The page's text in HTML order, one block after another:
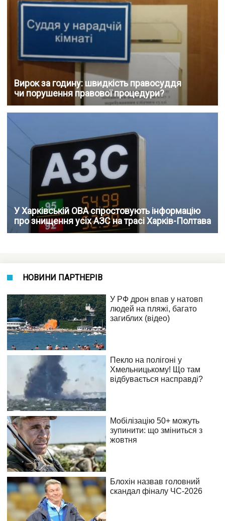
Вирок за годину: швидкість правосуддя
чи порушення правової процедури?
У Харківській ОВА спростовують інформацію
про знищення усіх АЗС на трасі Харків-Полтава
НОВИНИ ПАРТНЕРІВ